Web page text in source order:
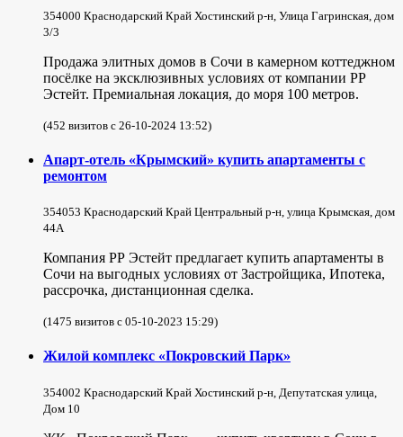
354000 Краснодарский Край Хостинский р-н, Улица Гагринская, дом
3/3
Продажа элитных домов в Сочи в камерном коттеджном
посёлке на эксклюзивных условиях от компании РР
Эстейт. Премиальная локация, до моря 100 метров.
(452 визитов с 26-10-2024 13:52)
Апарт-отель «Крымский» купить апартаменты с
ремонтом
354053 Краснодарский Край Центральный р-н, улица Крымская, дом
44А
Компания РР Эстейт предлагает купить апартаменты в
Сочи на выгодных условиях от Застройщика, Ипотека,
рассрочка, дистанционная сделка.
(1475 визитов с 05-10-2023 15:29)
Жилой комплекс «Покровский Парк»
354002 Краснодарский Край Хостинский р-н, Депутатская улица,
Дом 10